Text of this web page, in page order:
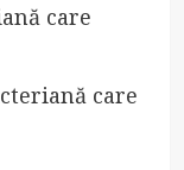
care
care